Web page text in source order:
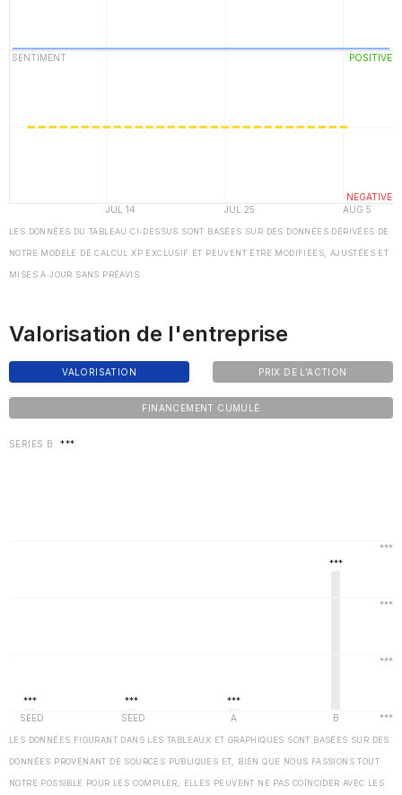
LES DONNÉES DU TABLEAU CI-DESSUS SONT BASÉES SUR DES DONNÉES DÉRIVÉES DE
NOTRE MODÈLE DE CALCUL XP EXCLUSIF ET PEUVENT ÊTRE MODIFIÉES, AJUSTÉES ET
MISES À JOUR SANS PRÉAVIS.
Valorisation de l'entreprise
VALORISATION PRIX DE L'ACTION
FINANCEMENT CUMULÉ
SERIES B ***
LES DONNÉES FIGURANT DANS LES TABLEAUX ET GRAPHIQUES SONT BASÉES SUR DES
DONNÉES PROVENANT DE SOURCES PUBLIQUES ET, BIEN QUE NOUS FASSIONS TOUT
NOTRE POSSIBLE POUR LES COMPILER, ELLES PEUVENT NE PAS COÏNCIDER AVEC LES